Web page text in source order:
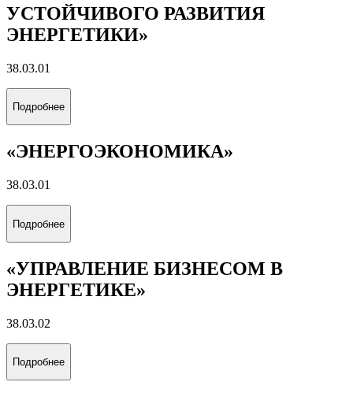
ГАЗОВЫХ И ГАЗОКОНДЕНСАТНЫХ
МЕСТОРОЖДЕНИЙ»
21.05.06
«ЭКОНОМИКА И ПРОЕКТЫ
УСТОЙЧИВОГО РАЗВИТИЯ
38.03.01
Подробнее
«ЭНЕРГОЭКОНОМИКА»